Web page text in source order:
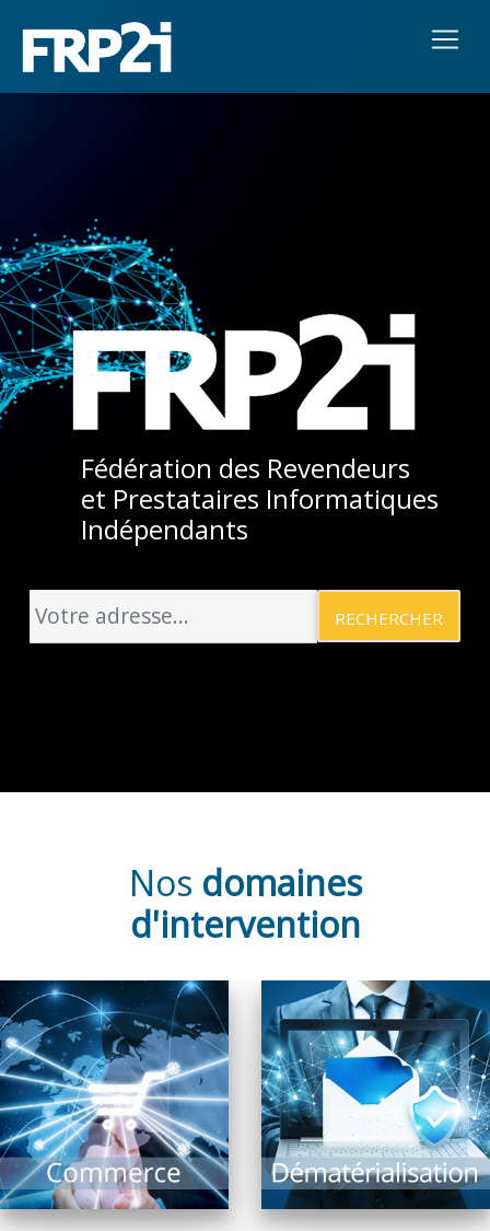
Fédération des Revendeurs
et Prestataires Informatiques
Indépendants
RECHERCHER
Nos domaines
d'intervention
Un équipement
fonctionnel est la
garantie d’un
commerce optimisé : Il
comprend l’ensemble
des systèmes
d’encaissement,...
EN SAVOIR PLUS
La dématérialisation de
documents présente de
nombreux avantages
et intérêts : Recherche
documentaire rapide,
archivage, limitation...
EN SAVOIR PLUS